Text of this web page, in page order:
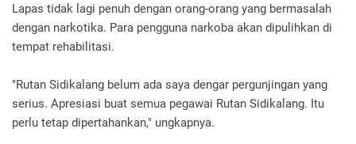
Lapas tidak lagi penuh dengan orang-orang yang bermasalah
dengan narkotika. Para pengguna narkoba akan dipulihkan di
tempat rehabilitasi.
"Rutan Sidikalang belum ada saya dengar pergunjingan yang
serius. Apresiasi buat semua pegawai Rutan Sidikalang. Itu
perlu tetap dipertahankan," ungkapnya.